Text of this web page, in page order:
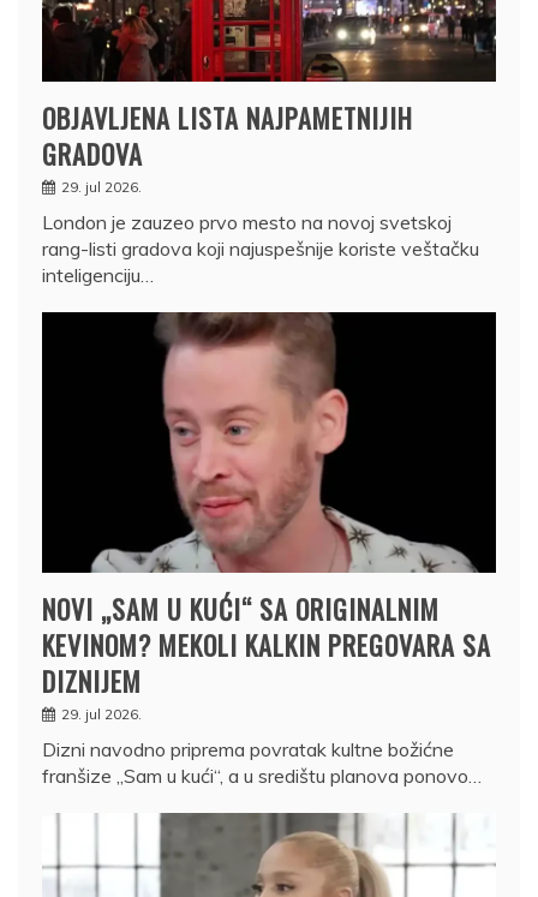
OBJAVLJENA LISTA NAJPAMETNIJIH
GRADOVA
29. jul 2026.
London je zauzeo prvo mesto na novoj svetskoj
rang-listi gradova koji najuspešnije koriste veštačku
inteligenciju…
NOVI „SAM U KUĆI“ SA ORIGINALNIM
KEVINOM? MEKOLI KALKIN PREGOVARA SA
DIZNIJEM
29. jul 2026.
Dizni navodno priprema povratak kultne božićne
franšize „Sam u kući“, a u središtu planova ponovo…